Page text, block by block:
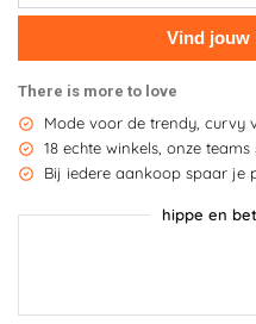
There is more to love
Mode voor de trendy, curvy
18 echte winkels, onze
Bij iedere aankoop spaar je
hippe en